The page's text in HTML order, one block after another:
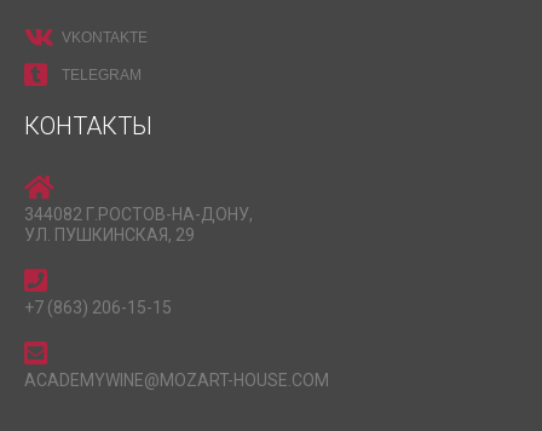
VKONTAKTE
TELEGRAM
КОНТАКТЫ
344082 Г.РОСТОВ-НА-ДОНУ,
УЛ. ПУШКИНСКАЯ, 29
+7 (863) 206-15-15
ACADEMYWINE@MOZART-HOUSE.COM